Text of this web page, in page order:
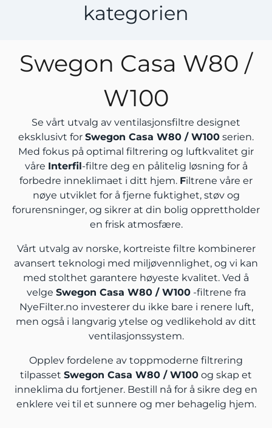
kategorien
Swegon Casa W80 /
W100
Se vårt utvalg av ventilasjonsfiltre designet
eksklusivt for Swegon Casa W80 / W100 serien.
Med fokus på optimal filtrering og luftkvalitet gir
våre Interfil-filtre deg en pålitelig løsning for å
forbedre inneklimaet i ditt hjem. Filtrene våre er
nøye utviklet for å fjerne fuktighet, støv og
forurensninger, og sikrer at din bolig opprettholder
en frisk atmosfære.
Vårt utvalg av norske, kortreiste filtre kombinerer
avansert teknologi med miljøvennlighet, og vi kan
med stolthet garantere høyeste kvalitet. Ved å
velge Swegon Casa W80 / W100-filtrene fra
NyeFilter.no investerer du ikke bare i renere luft,
men også i langvarig ytelse og vedlikehold av ditt
ventilasjonssystem.
Opplev fordelene av toppmoderne filtrering
tilpasset Swegon Casa W80 / W100 og skap et
inneklima du fortjener. Bestill nå for å sikre deg en
enklere vei til et sunnere og mer behagelig hjem.